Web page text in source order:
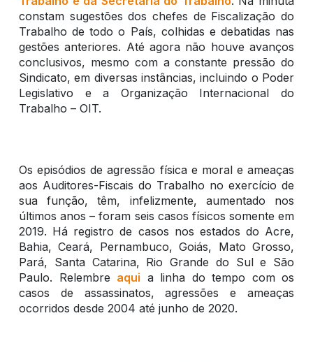
constam sugestões dos chefes de Fiscalização do
Trabalho de todo o País, colhidas e debatidas nas
gestões anteriores. Até agora não houve avanços
conclusivos, mesmo com a constante pressão do
Sindicato, em diversas instâncias, incluindo o Poder
Legislativo e a Organização Internacional do
Trabalho – OIT.
Os episódios de agressão física e moral e ameaças
aos Auditores-Fiscais do Trabalho no exercício de
sua função, têm, infelizmente, aumentado nos
últimos anos – foram seis casos físicos somente em
2019. Há registro de casos nos estados do Acre,
Bahia, Ceará, Pernambuco, Goiás, Mato Grosso,
Pará, Santa Catarina, Rio Grande do Sul e São
Paulo. Relembre aqui a linha do tempo com os
casos de assassinatos, agressões e ameaças
ocorridos desde 2004 até junho de 2020.